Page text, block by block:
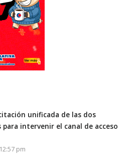
unificada de las dos
para intervenir el canal de acceso
pm